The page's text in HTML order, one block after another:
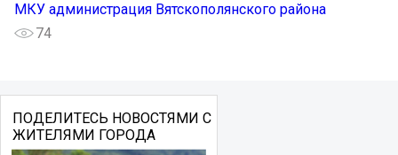
МКУ администрация Вятскополянского района
74
ПОДЕЛИТЕСЬ НОВОСТЯМИ С
ЖИТЕЛЯМИ ГОРОДА